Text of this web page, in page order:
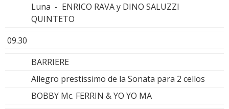
Luna - ENRICO RAVA y DINO SALUZZI
QUINTETO
09.30
BARRIERE
Allegro prestissimo de la Sonata para 2 cellos
BOBBY Mc. FERRIN & YO YO MA